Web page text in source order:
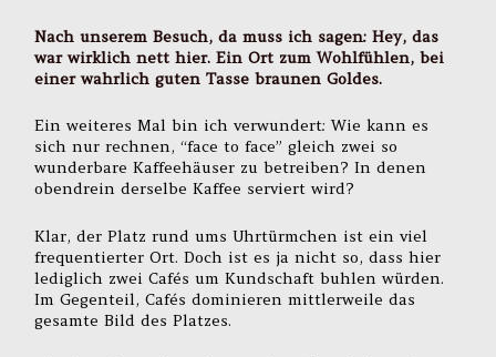
Nach unserem Besuch, da muss ich sagen: Hey, das
war wirklich nett hier. Ein Ort zum Wohlfühlen, bei
einer wahrlich guten Tasse braunen Goldes.
Ein weiteres Mal bin ich verwundert: Wie kann es
sich nur rechnen, “face to face” gleich zwei so
wunderbare Kaffeehäuser zu betreiben? In denen
obendrein derselbe Kaffee serviert wird?
Klar, der Platz rund ums Uhrtürmchen ist ein viel
frequentierter Ort. Doch ist es ja nicht so, dass hier
lediglich zwei Cafés um Kundschaft buhlen würden.
Im Gegenteil, Cafés dominieren mittlerweile das
gesamte Bild des Platzes.